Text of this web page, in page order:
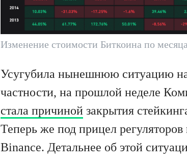
Изменение стоимости Биткоина по
Усугубила нынешнюю ситуацию на
частности, на прошлой неделе
стала причиной закрытия
Теперь же под прицел
Binance. Детальнее об этой